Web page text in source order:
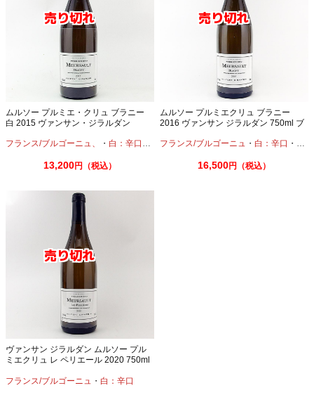
ムルソー プルミエ・クリュ ブラニー
白 2015 ヴァンサン・ジラルダン
フランス/ブルゴーニュ、
・ 白：辛口 ・ シャルドネ
13,200円（税込）
ムルソー プルミエクリュ ブラニー
2016 ヴァンサン ジラルダン 750ml ブ
フランス/ブルゴーニュ ・ 白：辛口 ・ シ
16,500円（税込）
ヴァンサン ジラルダン ムルソー プル
ミエクリュ レ ペリエール 2020 750ml
フランス/ブルゴーニュ ・ 白：辛口